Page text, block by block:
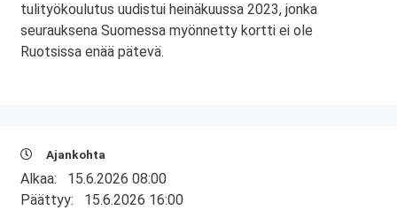
tulityökoulutus uudistui heinäkuussa 2023, jonka
seurauksena Suomessa myönnetty kortti ei ole
Ruotsissa enää pätevä.
Ajankohta
Alkaa: 15.6.2026 08:00
Päättyy: 15.6.2026 16:00